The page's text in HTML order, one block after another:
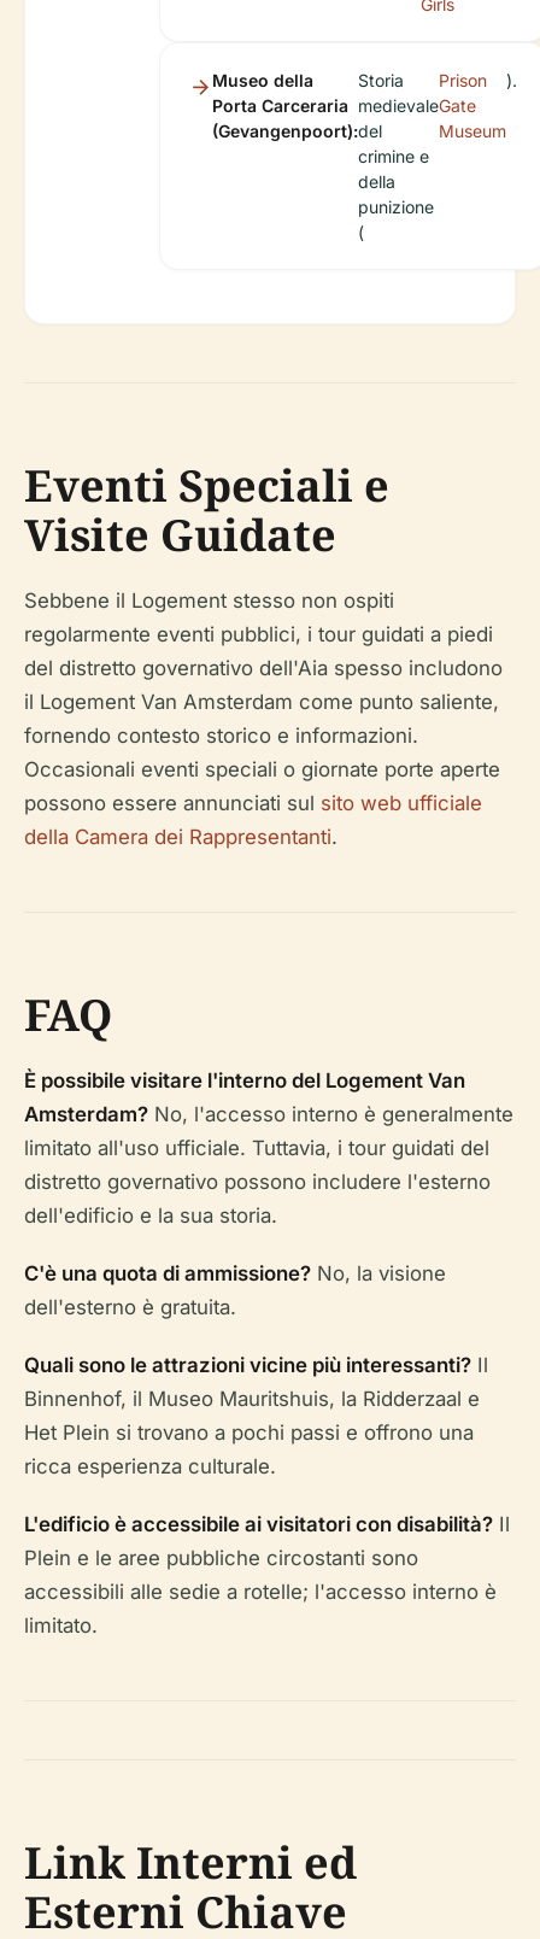
Girls
Museo della
Porta Carceraria
(Gevangenpoort):
Storia
medievale
del
crimine e
della
punizione
(
Prison
Gate
Museum
).
Eventi Speciali e
Visite Guidate
Sebbene il Logement stesso non ospiti
regolarmente eventi pubblici, i tour guidati a piedi
del distretto governativo dell'Aia spesso includono
il Logement Van Amsterdam come punto saliente,
fornendo contesto storico e informazioni.
Occasionali eventi speciali o giornate porte aperte
possono essere annunciati sul sito web ufficiale
della Camera dei Rappresentanti.
FAQ
È possibile visitare l'interno del Logement Van
Amsterdam? No, l'accesso interno è generalmente
limitato all'uso ufficiale. Tuttavia, i tour guidati del
distretto governativo possono includere l'esterno
dell'edificio e la sua storia.
C'è una quota di ammissione? No, la visione
dell'esterno è gratuita.
Quali sono le attrazioni vicine più interessanti? Il
Binnenhof, il Museo Mauritshuis, la Ridderzaal e
Het Plein si trovano a pochi passi e offrono una
ricca esperienza culturale.
L'edificio è accessibile ai visitatori con disabilità? Il
Plein e le aree pubbliche circostanti sono
accessibili alle sedie a rotelle; l'accesso interno è
limitato.
Link Interni ed
Esterni Chiave